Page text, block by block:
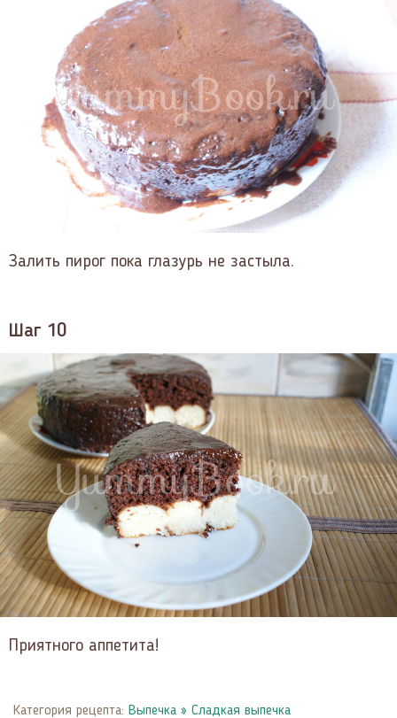
Залить пирог пока глазурь не застыла.
Шаг 10
Приятного аппетита!
Категория рецепта: Выпечка » Сладкая выпечка